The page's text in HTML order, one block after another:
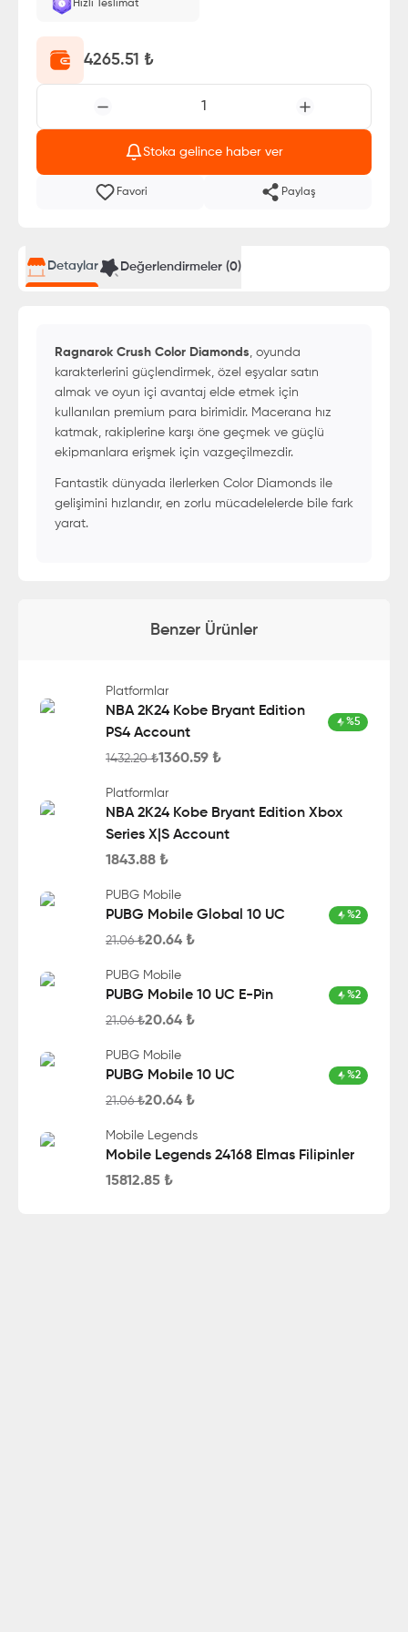
Hızlı Teslimat
4265.51 ₺
1
Stoka gelince haber ver
Favori Paylaş
Detaylar Değerlendirmeler (0)
Ragnarok Crush Color Diamonds, oyunda
karakterlerini güçlendirmek, özel eşyalar satın
almak ve oyun içi avantaj elde etmek için
kullanılan premium para birimidir. Macerana hız
katmak, rakiplerine karşı öne geçmek ve güçlü
ekipmanlara erişmek için vazgeçilmezdir.
Fantastik dünyada ilerlerken Color Diamonds ile
gelişimini hızlandır, en zorlu mücadelelerde bile fark
yarat.
Benzer Ürünler
Platformlar
NBA 2K24 Kobe Bryant Edition
PS4 Account
%5
1432.20₺1360.59 ₺
Platformlar
NBA 2K24 Kobe Bryant Edition Xbox
Series X|S Account
1843.88 ₺
PUBG Mobile
PUBG Mobile Global 10 UC %2
21.06₺20.64 ₺
PUBG Mobile
PUBG Mobile 10 UC E-Pin %2
21.06₺20.64 ₺
PUBG Mobile
PUBG Mobile 10 UC %2
21.06₺20.64 ₺
Mobile Legends
Mobile Legends 24168 Elmas Filipinler
15812.85 ₺